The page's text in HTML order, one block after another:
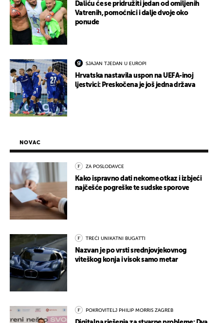
Daliću će se pridružiti jedan od omiljenih
Vatrenih, pomoćnici i dalje dvoje oko
ponude
SJAJAN TJEDAN U EUROPI
Hrvatska nastavila uspon na UEFA-inoj
ljestvici: Preskočena je još jedna država
NOVAC
ZA POSLODAVCE
Kako ispravno dati nekome otkaz i izbjeći
najčešće pogreške te sudske sporove
TREĆI UNIKATNI BUGATTI
Nazvan je po vrsti srednjovjekovnog
viteškog konja i visok samo metar
POKROVITELJ PHILIP MORRIS ZAGREB